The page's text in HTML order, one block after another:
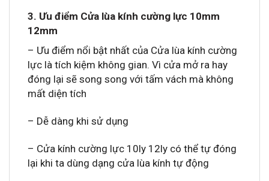
3. Ưu điểm Cửa lùa kính cường lực 10mm
12mm
– Ưu điểm nổi bật nhất của Cửa lùa kính cường
lực là tích kiệm không gian. Vì cửa mở ra hay
đóng lại sẽ song song với tấm vách mà không
mất diện tích
– Dễ dàng khi sử dụng
– Cửa kính cường lực 10ly 12ly có thể tự đóng
lại khi ta dùng dạng cửa lùa kính tự động